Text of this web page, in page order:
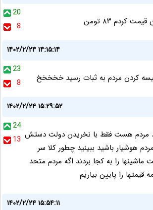
20
8
کردم ۸۳ تومن
۱۴۰۲/۲/۲۴ ۱۴:۱۵:۱۴
23
8
کردن مردم به ثبات رسید خخخخخ
۱۴۰۲/۲/۲۴ ۱۵:۲۹:۵۲
24
13 مردم هست فقط با نخریدن دولت دستش
هوشیار باشید ببینید چطور کلا سر
را به کجا بردند اگه مردم متحد
را پایین بیاریم
۱۴۰۲/۲/۲۴ ۱۵:۵۴:۱۱